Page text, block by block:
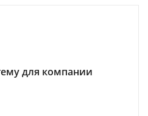
для компании